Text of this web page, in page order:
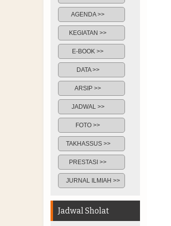
AGENDA >>
KEGIATAN >>
E-BOOK >>
DATA >>
ARSIP >>
JADWAL >>
FOTO >>
TAKHASSUS >>
PRESTASI >>
JURNAL ILMIAH >>
Jadwal Sholat